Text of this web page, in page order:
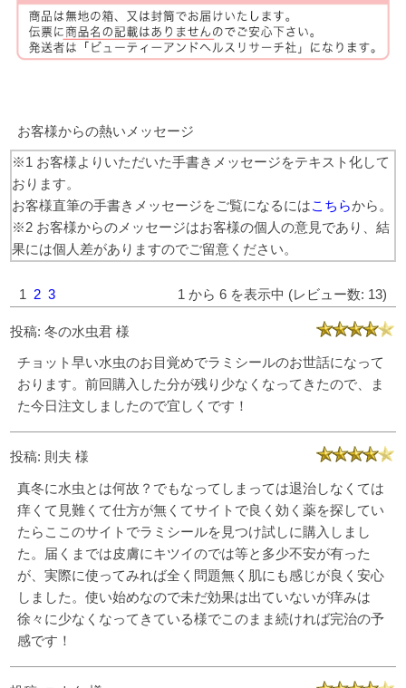
お客様からの熱いメッセージ
※1 お客様よりいただいた手書きメッセージをテキスト化して
おります。
お客様直筆の手書きメッセージをご覧になるにはこちらから。
※2 お客様からのメッセージはお客様の個人の意見であり、結
果には個人差がありますのでご留意ください。
1 2 3 1 から 6 を表示中 (レビュー数: 13)
投稿: 冬の水虫君 様
チョット早い水虫のお目覚めでラミシールのお世話になって
おります。前回購入した分が残り少なくなってきたので、ま
た今日注文しましたので宜しくです！
投稿: 則夫 様
真冬に水虫とは何故？でもなってしまっては退治しなくては
痒くて見難くて仕方が無くてサイトで良く効く薬を探してい
たらここのサイトでラミシールを見つけ試しに購入しまし
た。届くまでは皮膚にキツイのでは等と多少不安が有った
が、実際に使ってみれば全く問題無く肌にも感じが良く安心
しました。使い始めなので未だ効果は出ていないが痒みは
徐々に少なくなってきている様でこのまま続ければ完治の予
感です！